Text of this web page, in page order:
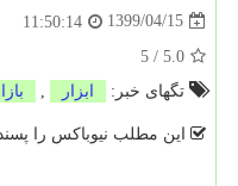
1399/04/15
11:50:14
5.0
/
5
تگهای خبر:
ابزار
این مطلب نیوباکس را